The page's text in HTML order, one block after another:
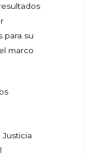
para su
marco